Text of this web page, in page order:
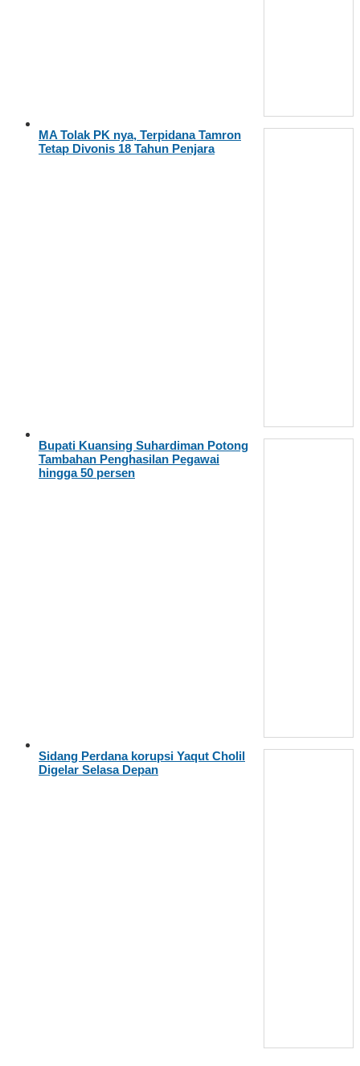
MA Tolak PK nya, Terpidana Tamron
Tetap Divonis 18 Tahun Penjara
Bupati Kuansing Suhardiman Potong
Tambahan Penghasilan Pegawai
hingga 50 persen
Sidang Perdana korupsi Yaqut Cholil
Digelar Selasa Depan